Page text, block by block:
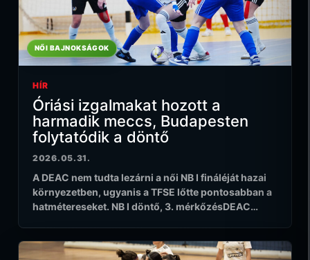
NŐI BAJNOKSÁGOK
HÍR
Óriási izgalmakat hozott a
harmadik meccs, Budapesten
folytatódik a döntő
2026.05.31.
A DEAC nem tudta lezárni a női NB I fináléját hazai
környezetben, ugyanis a TFSE lőtte pontosabban a
hatmétereseket. NB I döntő, 3. mérkőzésDEAC…